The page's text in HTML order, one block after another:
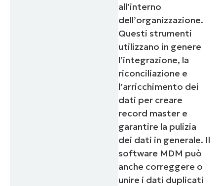
all’interno
dell’organizzazione.
Questi strumenti
utilizzano in genere
l’integrazione, la
riconciliazione e
l’arricchimento dei
dati per creare
record master e
garantire la pulizia
dei dati in generale. Il
software MDM può
anche correggere o
unire i dati duplicati